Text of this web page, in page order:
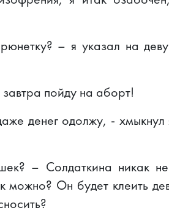
– я указал на
пойду на аборт!
денег одолжу, - хмыкнул
– Солдаткина никак не
можно? Он будет клеить